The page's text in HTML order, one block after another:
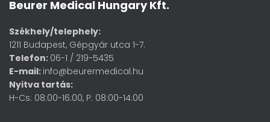
Beurer Medical Hungary Kft.
Székhely/telephely:
1211 Budapest, Gépgyár utca 1-7.
Telefon: 06-1 / 219-5435
E-mail: info@beurermedical.hu
Nyitva tartás:
H-Cs: 08:00-16:00, P: 08:00-14:00